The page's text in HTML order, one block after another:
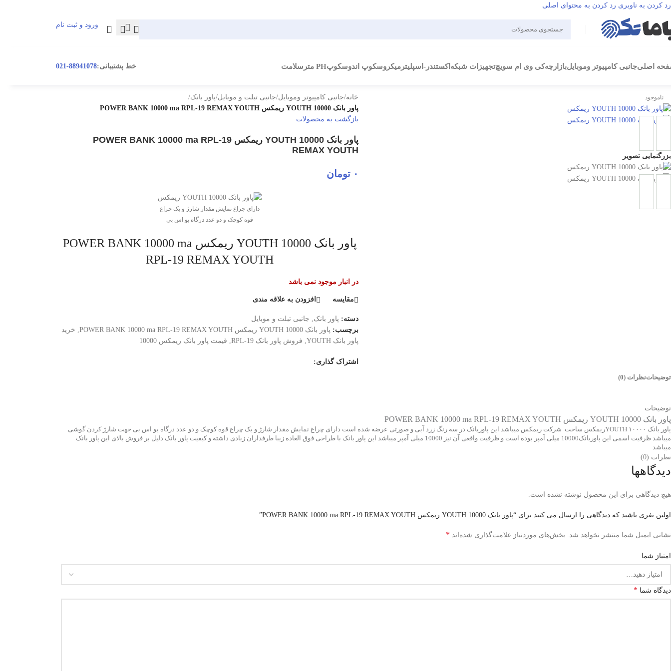
رد کردن به ناوبری رد کردن به محتوای اصلی
ورود و ثبت نام
ورود / ثبت نام
اصلیجانبی کامپیوتر وموبایلبازارچهکی وی ام سویچتجهیزات شبکه اکستندر-اسپلیتر میکروسکوپ اندوسکوپPH متر سلامت خط پشتیبانی:88941078-021
ناموجود
بزرگنمایی تصویر
خانه/جانبی کامپیوتر وموبایل/جانبی تبلت و موبایل/پاور بانک/
پاور بانک 10000 YOUTH ریمکس POWER BANK 10000 ma RPL-19 REMAX YOUTH
بازگشت به محصولات
پاور بانک 10000 YOUTH ریمکس POWER BANK 10000 ma RPL-19
REMAX YOUTH
۰ تومان
دارای چراغ نمایش مقدار شارژ و یک چراغ
قوه کوچک و دو عدد درگاه یو اس بی
پاور بانک 10000 YOUTH ریمکس POWER BANK 10000 ma
RPL-19 REMAX YOUTH
در انبار موجود نمی باشد
مقایسه افزودن به علاقه مندی
دسته: پاور بانک
جانبی تبلت و موبایل
برچسب: پاور بانک 10000 YOUTH ریمکس POWER BANK 10000 ma RPL-19 REMAX YOUTH , خرید
پاور بانک YOUTH
, فروش پاور بانک RPL-19 , قیمت پاور بانک ریمکس 10000
اشتراک گذاری:
توضیحاتنظرات (0)
توضیحات
پاور بانک 10000 YOUTH ریمکس POWER BANK 10000 ma RPL-19 REMAX YOUTH
پاور بانک YOUTH ۱۰۰۰۰ریمکس ساخت شرکت ریمکس میباشد این پاوربانک در سه رنگ زرد آبی و صورتی عرضه شده است دارای چراغ نمایش مقدار شارژ و یک چراغ قوه کوچک و دو عدد درگاه یو اس بی جهت شارژ کردن گوشی
میباشد ظرفیت اسمی این پاوربانک10000 میلی آمپر بوده است و ظرفیت واقعی آن نیز 10000 میلی آمپر میباشد این پاور بانک با طراحی فوق العاده زیبا طرفداران زیادی داشته و کیفیت پاور بانک دلیل بر فروش بالای این پاور بانک
میباشد
نظرات (0)
دیدگاهها
هیچ دیدگاهی برای این محصول نوشته نشده است.
اولین نفری باشید که دیدگاهی را ارسال می کنید برای “پاور بانک 10000 YOUTH ریمکس POWER BANK 10000 ma RPL-19 REMAX YOUTH”
نشانی ایمیل شما منتشر نخواهد شد. بخش‌های موردنیاز علامت‌گذاری شده‌اند *
امتیاز شما
دیدگاه شما *